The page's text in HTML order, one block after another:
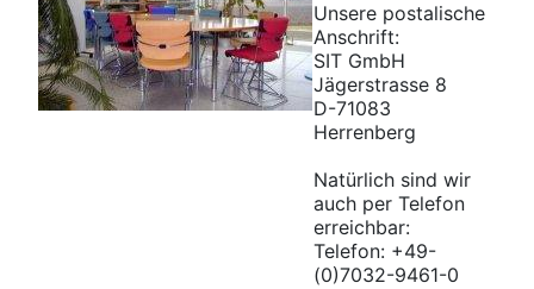
Unsere postalische
Anschrift:
SIT GmbH
Jägerstrasse 8
D-71083
Herrenberg
Natürlich sind wir
auch per Telefon
erreichbar:
Telefon: +49-
(0)7032-9461-0